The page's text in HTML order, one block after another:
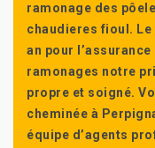
ramonage des
chaudieres fioul.
an pour
ramonages notre
propre et soigné.
cheminée à
équipe d’agents